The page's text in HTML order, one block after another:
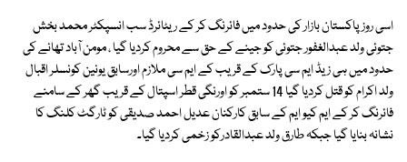
اسی روز پاکستان بازار کی حدود میں فائرنگ کر کے ریٹائرڈ سب انسپکٹر محمد بخش
جتوئی ولد عبدالغفور جتوئی کو جینے کے حق سے محروم کردیا گیا ، مومن آباد تھانے کی
حدود میں ہی زیڈ ایم سی پارک کے قریب کے ایم سی ملازم اورسابق یونین کونسلر اقبال
ولد اکرام کو قتل کردیا گیا 14 ستمبر کو اورنگی قطر اسپتال کے قریب گھر کے سامنے
فائرنگ کر کے ایم کیو ایم کے سابق کارکنان عدیل احمد صدیقی کو ٹارگٹ کلنگ کا
نشانہ بنایا گیا جبکہ طارق ولد عبدالقادرکو زخمی کردیا گیا۔